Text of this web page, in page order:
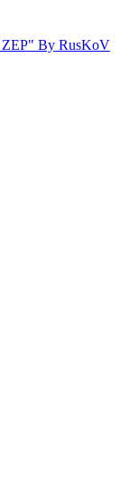
By RusKoV